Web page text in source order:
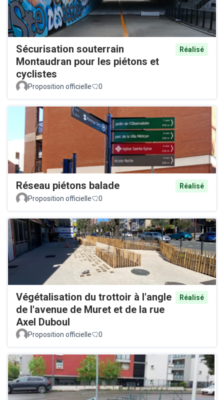
Sécurisation souterrain
Montaudran pour les piétons et
cyclistes
Réalisé
Proposition officielle 0
Réseau piétons balade
Réalisé
Proposition officielle
0
Végétalisation du trottoir à l'angle
de l'avenue de Muret et de la rue
Axel Duboul
Réalisé
Proposition officielle 0